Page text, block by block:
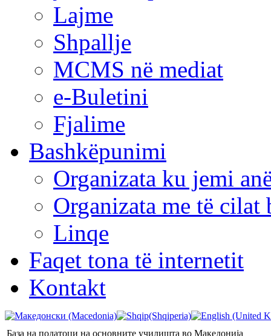
Lajme
Shpallje
MCMS në mediat
e-Buletini
Fjalime
Bashkëpunimi
Organizata ku jemi
Organizata me të cilat
Linqe
Faqet tona të internetit
Kontakt
База на податоци на основните училишта во Македонија